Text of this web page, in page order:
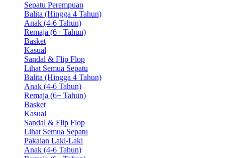
Sepatu Perempuan
Balita (Hingga 4 Tahun)
Anak (4-6 Tahun)
Remaja (6+ Tahun)
Basket
Kasual
Sandal & Flip Flop
Lihat Semua Sepatu
Balita (Hingga 4 Tahun)
Anak (4-6 Tahun)
Remaja (6+ Tahun)
Basket
Kasual
Sandal & Flip Flop
Lihat Semua Sepatu
Pakaian Laki-Laki
Anak (4-6 Tahun)